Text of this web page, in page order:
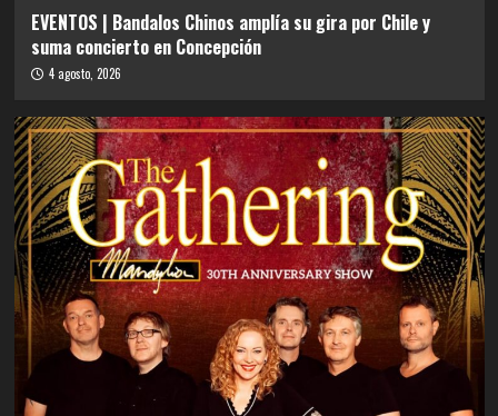
EVENTOS | Bandalos Chinos amplía su gira por Chile y
suma concierto en Concepción
4 agosto, 2026